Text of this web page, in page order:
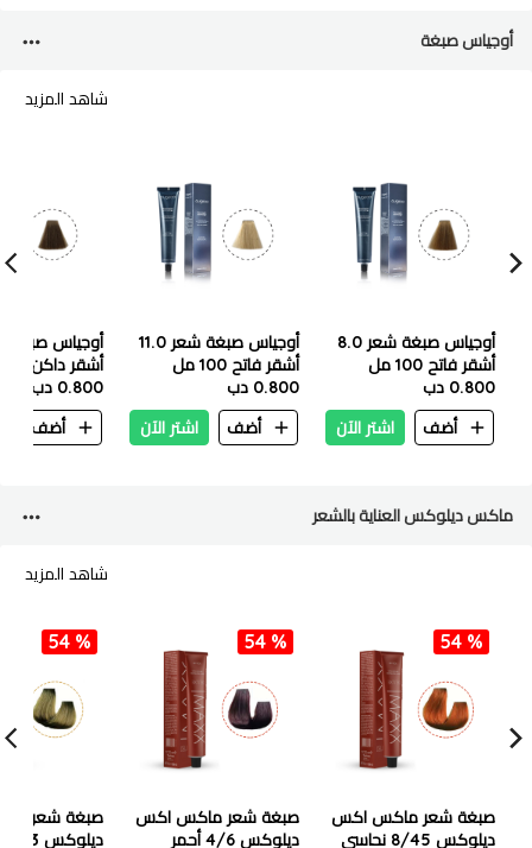
أوجياس صبغة
شاهد المزيد
أوجياس صبغة شعر 8.0
أشقر فاتح 100 مل
0.800 دب
أضف
اشتر الآن
أوجياس صبغة شعر 11.0
أشقر فاتح 100 مل
0.800 دب
أضف
اشتر الآن
مل
0.800 دب
أضف
ماكس ديلوكس العناية بالشعر
شاهد المزيد
54 %
صبغة شعر ماكس اكس
ديلوكس 8/45 نحاسي
54 %
صبغة شعر ماكس اكس
ديلوكس 4/6 أحمر
54 %
صبغة شعر